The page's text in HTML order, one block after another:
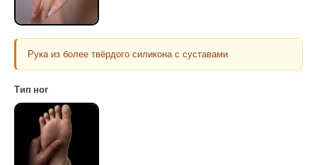
Рука из более твёрдого силикона с суставами.
Тип ног